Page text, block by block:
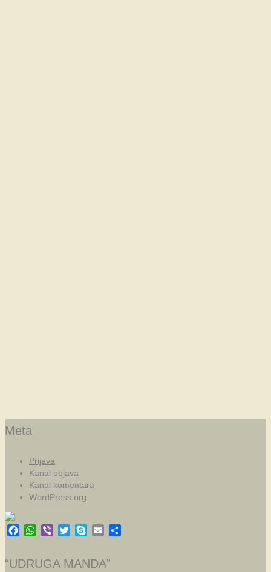
Meta
Prijava
Kanal objava
Kanal komentara
WordPress.org
Facebook
WhatsApp
Viber TwitterSkypeEmail
“UDRUGA MANDA”